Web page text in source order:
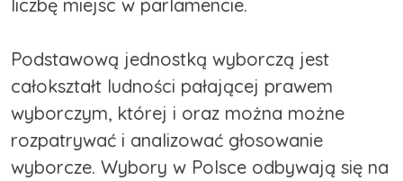
liczbę miejsc w parlamencie.
Podstawową jednostką wyborczą jest
całokształt ludności pałającej prawem
wyborczym, której i oraz można możne
rozpatrywać i analizować głosowanie
wyborcze. Wybory w Polsce odbywają się na